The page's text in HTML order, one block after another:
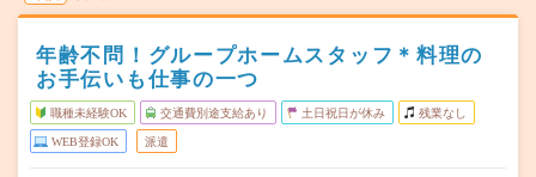
年齢不問！グループホームスタッフ＊料理の
お手伝いも仕事の一つ
職種未経験OK 交通費別途支給あり 土日祝日が休み 残業なし
WEB登録OK 派遣